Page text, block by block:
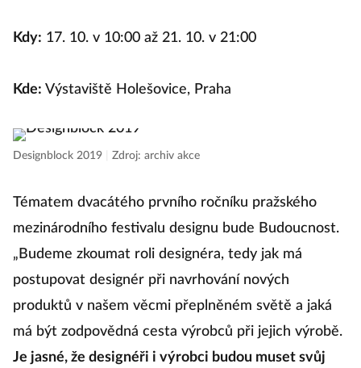
Kdy: 17. 10. v 10:00 až 21. 10. v 21:00
Kde: Výstaviště Holešovice, Praha
Designblock 2019 Zdroj: archiv akce
Tématem dvacátého prvního ročníku pražského
mezinárodního festivalu designu bude Budoucnost.
„Budeme zkoumat roli designéra, tedy jak má
postupovat designér při navrhování nových
produktů v našem věcmi přeplněném světě a jaká
má být zodpovědná cesta výrobců při jejich výrobě.
Je jasné, že designéři i výrobci budou muset svůj